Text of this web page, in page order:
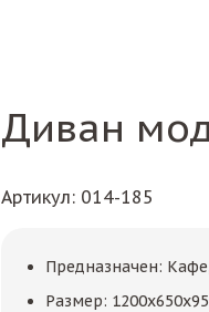
Диван
Артикул: 014-185
Предназначен:
Размер: